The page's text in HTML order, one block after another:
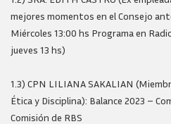
mejores momentos en el Consejo
Miércoles 13:00 hs Programa en
jueves 13 hs)
1.3) CPN LILIANA SAKALIAN
Ética y Disciplina): Balance 2023 –
Comisión de RBS